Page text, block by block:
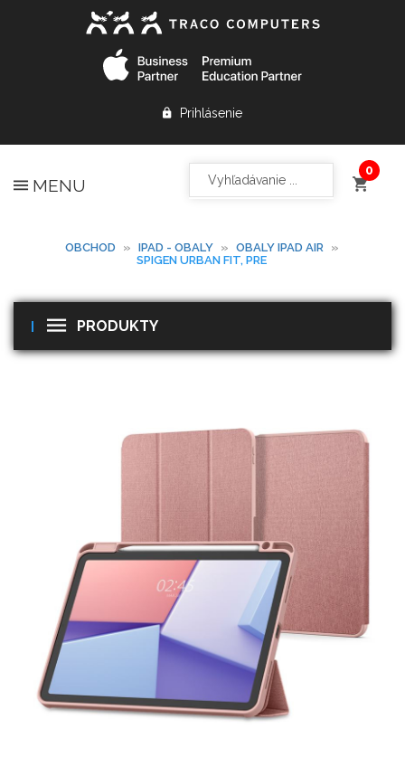
Prihlásenie
MENU
OBCHOD » IPAD - OBALY » OBALY IPAD AIR
»
SPIGEN URBAN FIT, PRE
PRODUKTY